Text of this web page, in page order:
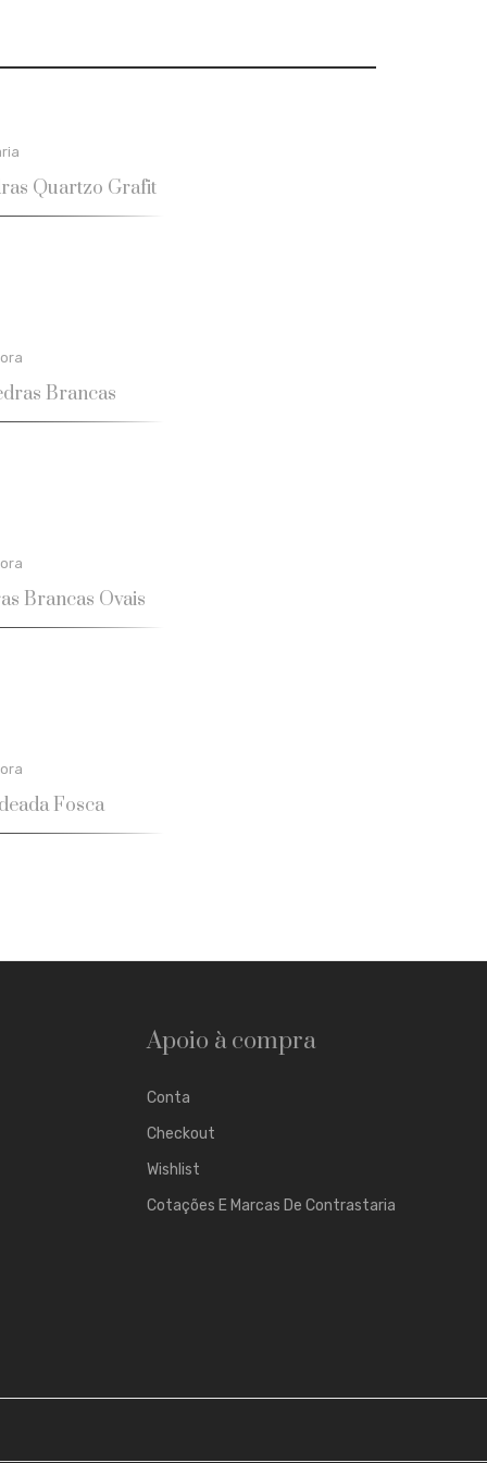
Quartzo Grafit
Brancas
Brancas Ovais
Fosca
Apoio à compra
Conta
Checkout
Wishlist
Cotações E Marcas De Contrastaria